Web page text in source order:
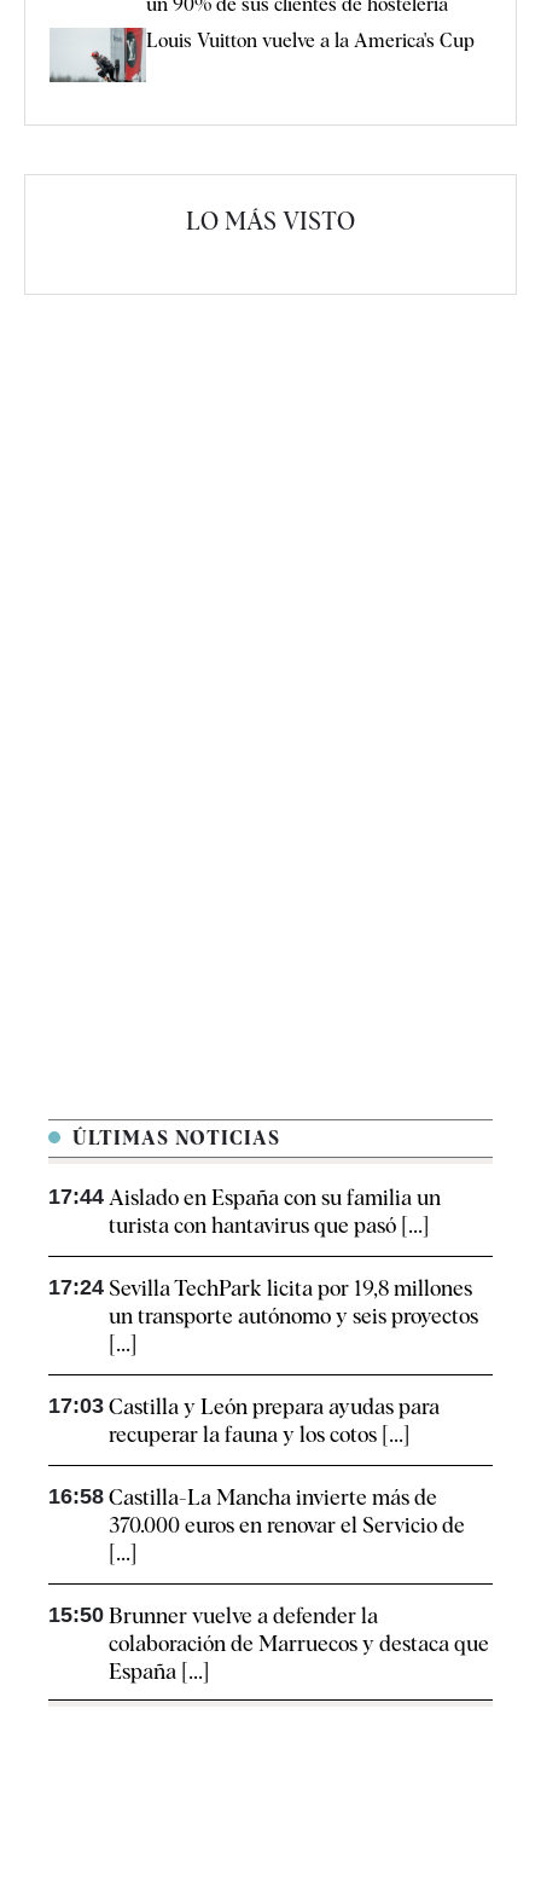
Louis Vuitton vuelve a la America's Cup
LO MÁS VISTO
ÚLTIMAS NOTICIAS
17:44 Aislado en España con su familia un
turista con hantavirus que pasó [...]
17:24 Sevilla TechPark licita por 19,8 millones
un transporte autónomo y seis proyectos
[...]
17:03 Castilla y León prepara ayudas para
recuperar la fauna y los cotos [...]
16:58 Castilla-La Mancha invierte más de
370.000 euros en renovar el Servicio de
[...]
15:50 Brunner vuelve a defender la
colaboración de Marruecos y destaca que
España [...]